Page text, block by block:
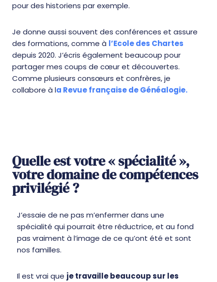
pour des historiens par exemple.
Je donne aussi souvent des conférences et assure
des formations, comme à l’Ecole des Chartes
depuis 2020. J’écris également beaucoup pour
partager mes coups de cœur et découvertes.
Comme plusieurs consœurs et confrères, je
collabore à la Revue française de Généalogie.
Quelle est votre « spécialité »,
votre domaine de compétences
privilégié ?
J’essaie de ne pas m’enfermer dans une
spécialité qui pourrait être réductrice, et au fond
pas vraiment à l’image de ce qu’ont été et sont
nos familles.
Il est vrai que je travaille beaucoup sur les